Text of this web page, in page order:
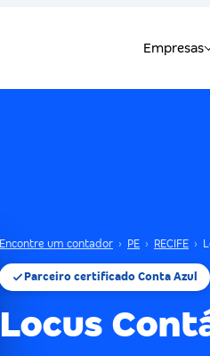
Encontre um contador › PE › RECIFE ›
Parceiro certificado Conta Azul
Locus